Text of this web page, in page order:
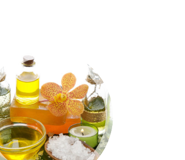
PHASELLUS
ALIQUET
Phasellus ac erat ut lorem
vulputate molestie. Nunc et